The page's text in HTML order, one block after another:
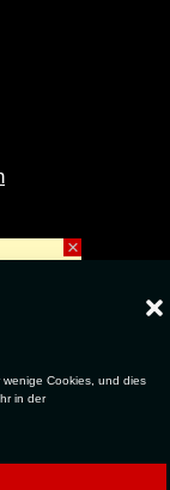
Cookies, und dies
in der
DATENSCHUTZ
×